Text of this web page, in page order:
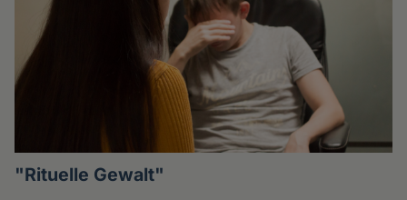
"Rituelle Gewalt"